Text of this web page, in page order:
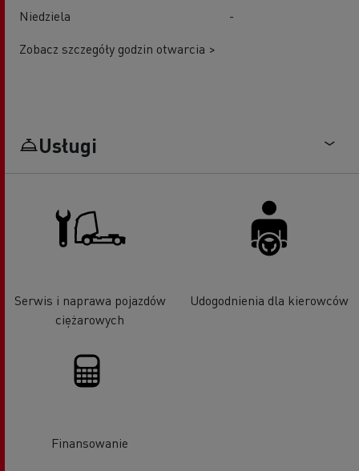
Niedziela
-
Zobacz szczegóły godzin otwarcia >
Usługi
Serwis i naprawa pojazdów
ciężarowych
Udogodnienia dla kierowców
Finansowanie